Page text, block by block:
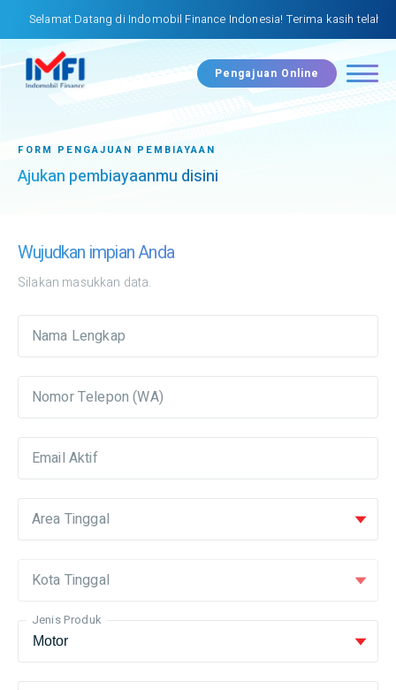
Datang di Indomobil Finance Indonesia! Terima kasih telah
Pengajuan Online
FORM PENGAJUAN PEMBIAYAAN
Ajukan pembiayaanmu disini
Wujudkan impian Anda
Silakan masukkan data.
Nama Lengkap
Nomor Telepon (WA)
Email Aktif
Area Tinggal
Kota Tinggal
Jenis Produk